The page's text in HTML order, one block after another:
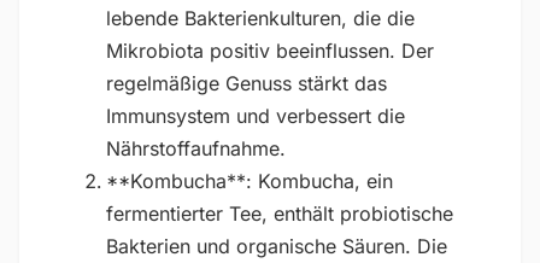
lebende Bakterienkulturen, die die
Mikrobiota positiv beeinflussen. Der
regelmäßige Genuss stärkt das
Immunsystem und verbessert die
Nährstoffaufnahme.
**Kombucha**: Kombucha, ein
fermentierter Tee, enthält probiotische
Bakterien und organische Säuren. Die